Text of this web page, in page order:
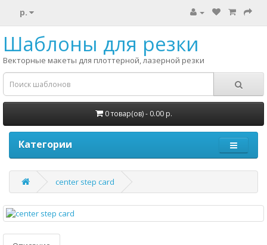
р.
Шаблоны для резки
Векторные макеты для плоттерной, лазерной резки
0 товар(ов) - 0.00 р.
Категории
center step card